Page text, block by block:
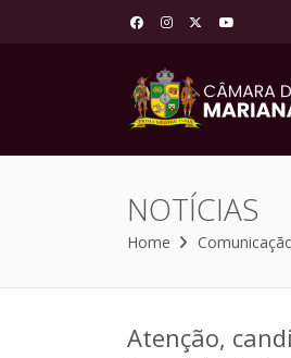
NOTÍCIAS
Home
Atenção,